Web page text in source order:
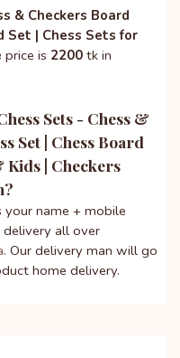
& Checkers Board
Set | Chess Sets for
price is 2200 tk in
Sets - Chess &
Set | Chess Board
Kids | Checkers
your name + mobile
delivery all over
. Our delivery man will go
home delivery.